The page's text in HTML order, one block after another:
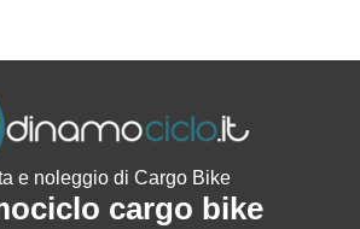
e noleggio di Cargo Bike
cargo bike